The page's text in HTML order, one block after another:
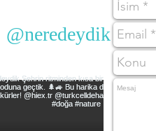
#wix
@neredeydik